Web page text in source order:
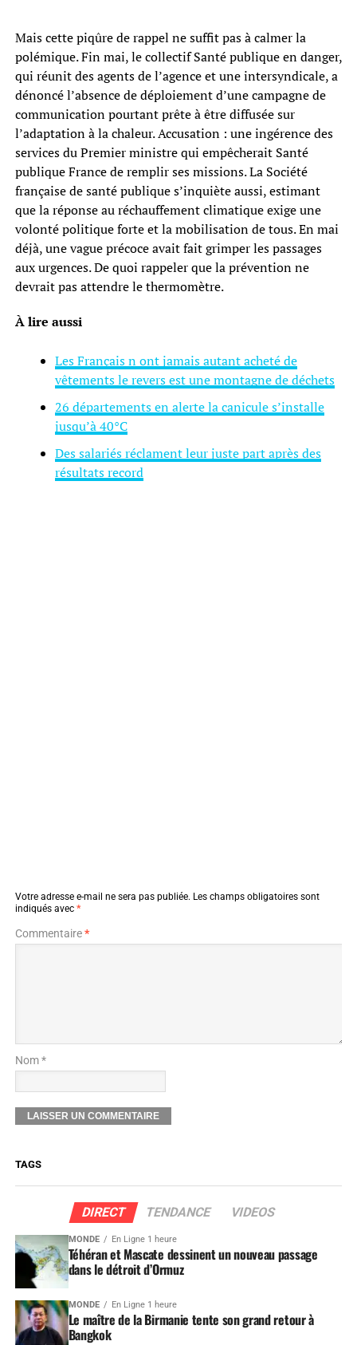
Mais cette piqûre de rappel ne suffit pas à calmer la
polémique. Fin mai, le collectif Santé publique en danger,
qui réunit des agents de l’agence et une intersyndicale, a
dénoncé l’absence de déploiement d’une campagne de
communication pourtant prête à être diffusée sur
l’adaptation à la chaleur. Accusation : une ingérence des
services du Premier ministre qui empêcherait Santé
publique France de remplir ses missions. La Société
française de santé publique s’inquiète aussi, estimant
que la réponse au réchauffement climatique exige une
volonté politique forte et la mobilisation de tous. En mai
déjà, une vague précoce avait fait grimper les passages
aux urgences. De quoi rappeler que la prévention ne
devrait pas attendre le thermomètre.
À lire aussi
Les Français n ont jamais autant acheté de
vêtements le revers est une montagne de déchets
26 départements en alerte la canicule s’installe
jusqu’à 40°C
Des salariés réclament leur juste part après des
résultats record
Votre adresse e-mail ne sera pas publiée. Les champs obligatoires sont
indiqués avec *
Commentaire*
Nom *
TAGS
DIRECT TENDANCE VIDEOS
MONDE En Ligne 1 heure
Téhéran et Mascate dessinent un nouveau passage
dans le détroit d’Ormuz
MONDE En Ligne 1 heure
Le maître de la Birmanie tente son grand retour à
Bangkok